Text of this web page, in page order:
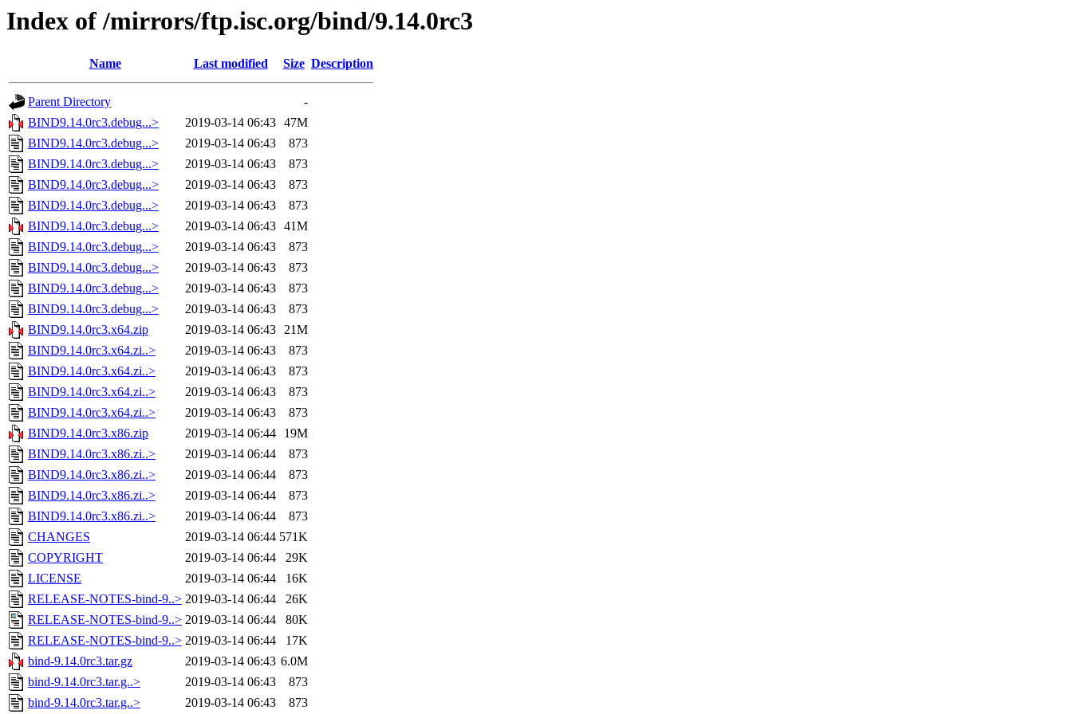
Index of /mirrors/ftp.isc.org/bind/9.14.0rc3
Name Last modified Size Description
Parent Directory
-
BIND9.14.0rc3.debug...>
2019-03-14 06:43 47M
BIND9.14.0rc3.debug...>
2019-03-14 06:43
873
BIND9.14.0rc3.debug...>
2019-03-14 06:43
873
BIND9.14.0rc3.debug...>
2019-03-14 06:43
873
BIND9.14.0rc3.debug...>
2019-03-14 06:43
873
BIND9.14.0rc3.debug...>
2019-03-14 06:43 41M
BIND9.14.0rc3.debug...>
2019-03-14 06:43
873
BIND9.14.0rc3.debug...>
2019-03-14 06:43
873
BIND9.14.0rc3.debug...>
2019-03-14 06:43
873
BIND9.14.0rc3.debug...>
2019-03-14 06:43
873
BIND9.14.0rc3.x64.zip
2019-03-14 06:43 21M
BIND9.14.0rc3.x64.zi..>
2019-03-14 06:43
873
BIND9.14.0rc3.x64.zi..>
2019-03-14 06:43
873
BIND9.14.0rc3.x64.zi..>
2019-03-14 06:43
873
BIND9.14.0rc3.x64.zi..>
2019-03-14 06:43
873
BIND9.14.0rc3.x86.zip
2019-03-14 06:44
19M
BIND9.14.0rc3.x86.zi..>
2019-03-14 06:44
873
BIND9.14.0rc3.x86.zi..>
2019-03-14 06:44
873
BIND9.14.0rc3.x86.zi..>
2019-03-14 06:44
873
BIND9.14.0rc3.x86.zi..>
2019-03-14 06:44
873
CHANGES
2019-03-14 06:44 571K
COPYRIGHT
2019-03-14 06:44
29K
LICENSE
2019-03-14 06:44
16K
RELEASE-NOTES-bind-9..> 2019-03-14 06:44
26K
RELEASE-NOTES-bind-9..> 2019-03-14 06:44
80K
RELEASE-NOTES-bind-9..> 2019-03-14 06:44
17K
bind-9.14.0rc3.tar.gz
2019-03-14 06:43 6.0M
bind-9.14.0rc3.tar.g..>
2019-03-14 06:43
873
bind-9.14.0rc3.tar.g..>
2019-03-14 06:43 873